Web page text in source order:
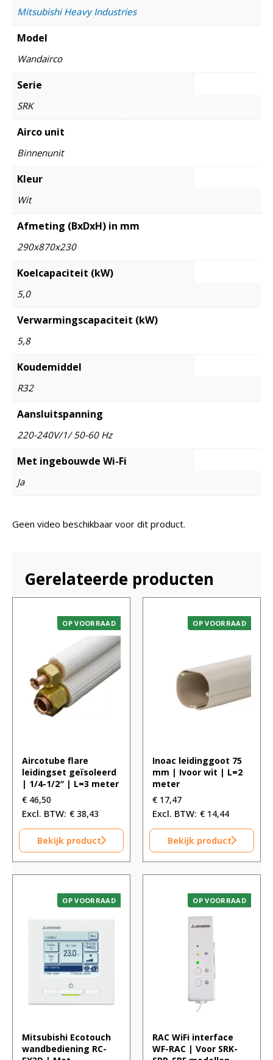
Mitsubishi Heavy Industries
Model
Wandairco
Serie
SRK
Airco unit
Binnenunit
Kleur
Wit
Afmeting (BxDxH) in mm
290x870x230
Koelcapaciteit (kW)
5,0
Verwarmingscapaciteit (kW)
5,8
Koudemiddel
R32
Aansluitspanning
220-240V/1/ 50-60 Hz
Met ingebouwde Wi-Fi
Ja
Geen video beschikbaar voor dit product.
Gerelateerde producten
OP VOORRAAD
Aircotube flare
leidingset geïsoleerd
| 1/4-1/2″ | L=3 meter
€ 46,50
€ 38,43
Bekijk product
OP VOORRAAD
Inoac leidinggoot 75
mm | Ivoor wit | L=2
meter
€ 17,47
€ 14,44
Bekijk product
OP VOORRAAD
Mitsubishi Ecotouch
wandbediening RC-
OP VOORRAAD
RAC WiFi interface
WF-RAC | Voor SRK-